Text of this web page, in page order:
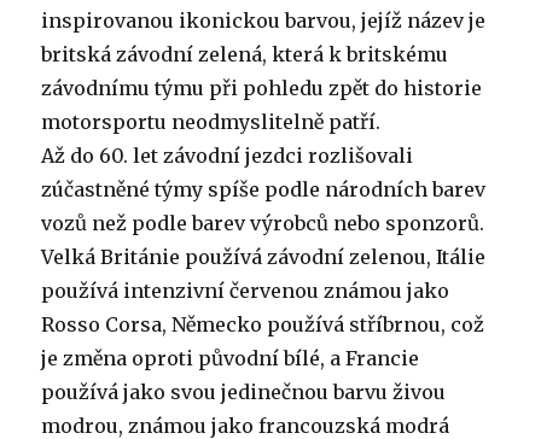
inspirovanou ikonickou barvou, jejíž název je
britská závodní zelená, která k britskému
závodnímu týmu při pohledu zpět do historie
motorsportu neodmyslitelně patří.
Až do 60. let závodní jezdci rozlišovali
zúčastněné týmy spíše podle národních barev
vozů než podle barev výrobců nebo sponzorů.
Velká Británie používá závodní zelenou, Itálie
používá intenzivní červenou známou jako
Rosso Corsa, Německo používá stříbrnou, což
je změna oproti původní bílé, a Francie
používá jako svou jedinečnou barvu živou
modrou, známou jako francouzská modrá